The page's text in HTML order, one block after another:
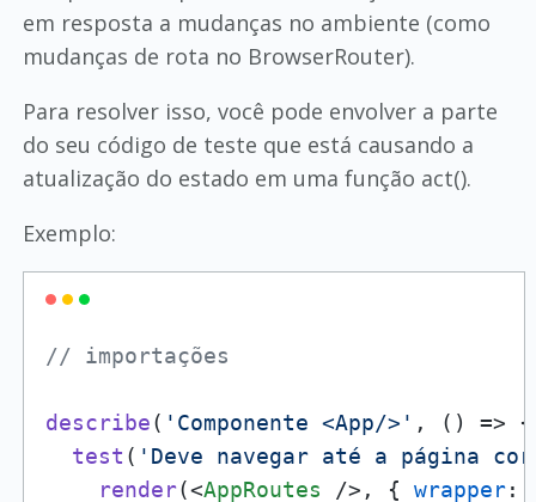
em resposta a mudanças no ambiente (como
mudanças de rota no BrowserRouter).
Para resolver isso, você pode envolver a parte
do seu código de teste que está causando a
atualização do estado em uma função act().
Exemplo:
// importações
describe( 'Componente <App/>' , () => {
test ( 'Deve navegar até a página
render(<AppRoutes /> , { wrapper: